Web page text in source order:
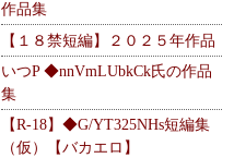
作品集
【１８禁短編】２０２５年作品
いつP ◆nnVmLUbkCk氏の作品
集
【R-18】◆G/YT325NHs短編集
（仮）【バカエロ】